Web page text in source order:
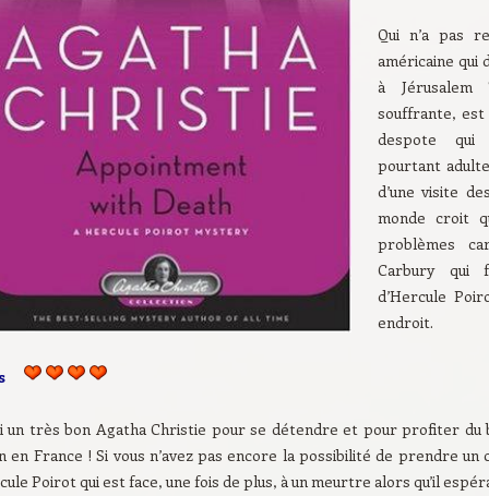
Qui n’a pas
américaine qui
à
souffrante,
despote qui
pourtant
d’une visite
monde croit
problèmes
Carbury qui
d’Hercule
endroit.
un très bon Agatha Christie pour se détendre et pour profiter du
en France ! Si vous n’avez pas encore la possibilité de prendre un
Poirot qui est face, une fois de plus, à un meurtre alors qu’il